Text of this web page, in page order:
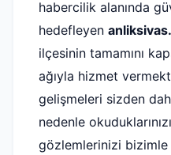
habercilik alanında
hedefleyen
ilçesinin tamamını
ağıyla hizmet
gelişmeleri sizden
nedenle
gözlemlerinizi